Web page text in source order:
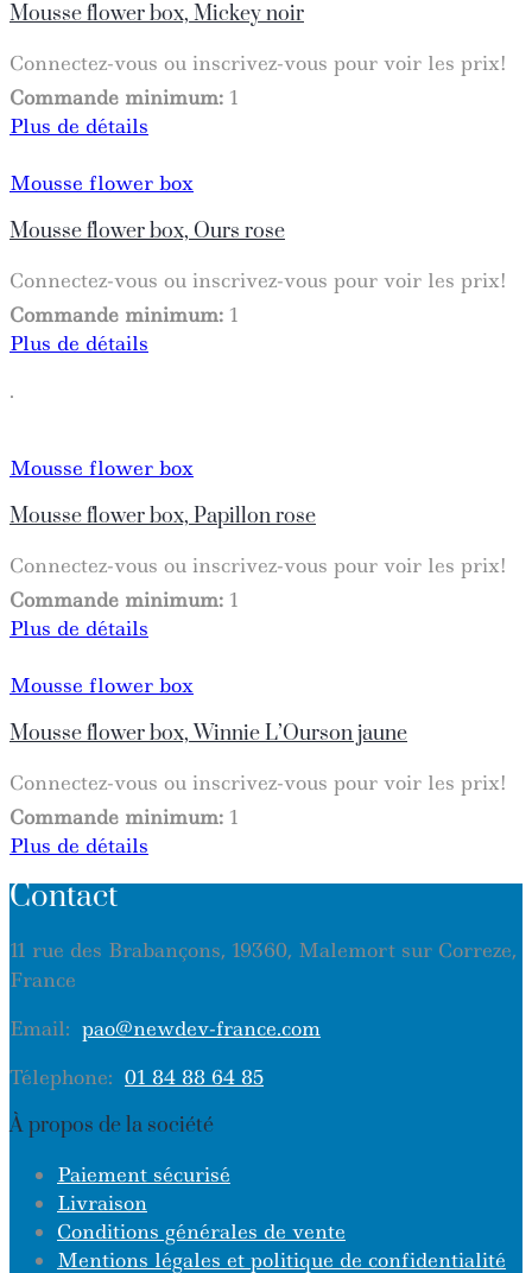
Mousse flower box, Mickey noir
Connectez-vous ou inscrivez-vous pour voir les prix!
Commande minimum: 1
Plus de détails
Mousse flower box
Mousse flower box, Ours rose
Connectez-vous ou inscrivez-vous pour voir les prix!
Commande minimum: 1
Plus de détails
.
Mousse flower box
Mousse flower box, Papillon rose
Connectez-vous ou inscrivez-vous pour voir les prix!
Commande minimum: 1
Plus de détails
Mousse flower box
Mousse flower box, Winnie L’Ourson jaune
Connectez-vous ou inscrivez-vous pour voir les prix!
Commande minimum: 1
Plus de détails
Contact
11 rue des Brabançons, 19360, Malemort sur Correze,
France
Email: pao@newdev-france.com
Télephone: 01 84 88 64 85
À propos de la société
Paiement sécurisé
Livraison
Conditions générales de vente
Mentions légales et politique de confidentialité